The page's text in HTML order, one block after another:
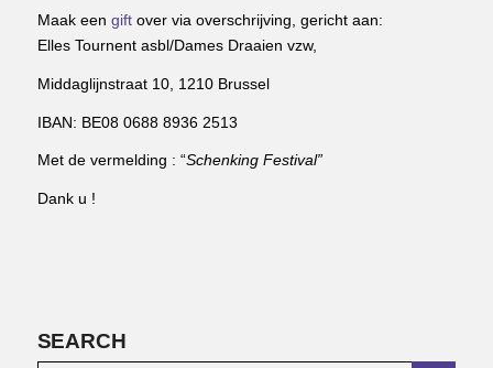
Maak een giftover via overschrijving, gericht aan:
Elles Tournent asbl/Dames Draaien vzw,
Middaglijnstraat 10, 1210 Brussel
IBAN: BE08 0688 8936 2513
Met de vermelding : “Schenking Festival”
Dank u !
SEARCH